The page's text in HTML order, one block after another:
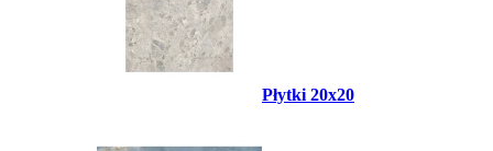
Płytki 20x20